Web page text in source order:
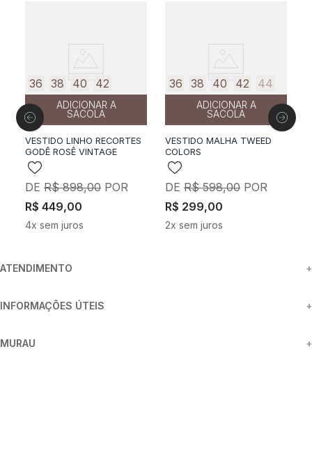
36 38 40 42
ADICIONAR A
SACOLA
VESTIDO LINHO RECORTES
GODÊ ROSÊ VINTAGE
R$ 898,00
R$ 449,00
4x sem juros
36 38 40 42 44
ADICIONAR A
SACOLA
VESTIDO MALHA TWEED
COLORS
R$ 598,00
R$ 299,00
2x sem juros
ATENDIMENTO +
INFORMAÇÕES ÚTEIS +
MURAU +